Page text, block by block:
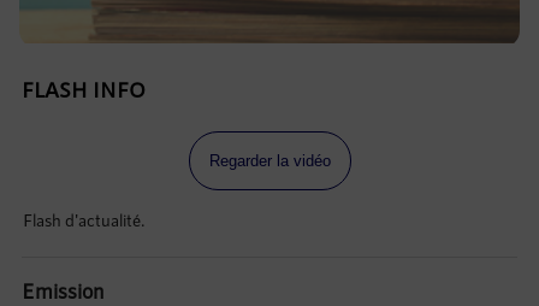
FLASH INFO
Regarder la vidéo
Flash d'actualité.
Emission